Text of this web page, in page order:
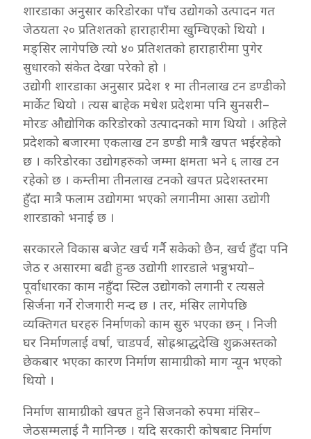
शारडाका अनुसार करिडोरका पाँच उद्योगको उत्पादन गत
जेठयता २० प्रतिशतको हाराहारीमा खुम्चिएको थियो ।
मङ्सिर लागेपछि त्यो ४० प्रतिशतको हाराहारीमा पुगेर
सुधारको संकेत देखा परेको हो ।
उद्योगी शारडाका अनुसार प्रदेश १ मा तीनलाख टन डण्डीको
मार्केट थियो । त्यस बाहेक मधेश प्रदेशमा पनि सुनसरी–
मोरङ औद्योगिक करिडोरको उत्पादनको माग थियो । अहिले
प्रदेशको बजारमा एकलाख टन डण्डी मात्रै खपत भईरहेको
छ । करिडोरका उद्योगहरुको जम्मा क्षमता भने ६ लाख टन
रहेको छ । कम्तीमा तीनलाख टनको खपत प्रदेशस्तरमा
हुँदा मात्रै फलाम उद्योगमा भएको लगानीमा आसा उद्योगी
शारडाको भनाई छ ।
सरकारले विकास बजेट खर्च गर्नै सकेको छैन, खर्च हुँदा पनि
जेठ र असारमा बढी हुन्छ उद्योगी शारडाले भन्नुभयो–
पूर्वाधारका काम नहुँदा स्टिल उद्योगको लगानी र त्यसले
सिर्जना गर्ने रोजगारी मन्द छ । तर, मंसिर लागेपछि
व्यक्तिगत घरहरु निर्माणको काम सुरु भएका छन् । निजी
घर निर्माणलाई वर्षा, चाडपर्व, सोह्रश्राद्धदेखि शुक्रअस्तको
छेकबार भएका कारण निर्माण सामाग्रीको माग न्यून भएको
थियो ।
निर्माण सामाग्रीको खपत हुने सिजनको रुपमा मंसिर–
जेठसम्मलाई नै मानिन्छ । यदि सरकारी कोषबाट निर्माण